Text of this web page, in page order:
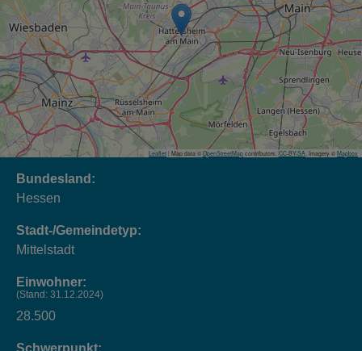
Leaflet | Map data © OpenStreetMap contributors, CC-BY-SA, Imagery © Mapbox
Bundesland:
Hessen
Stadt-/Gemeindetyp:
Mittelstadt
Einwohner:
(Stand: 31.12.2024)
28.500
Schwerpunkt: